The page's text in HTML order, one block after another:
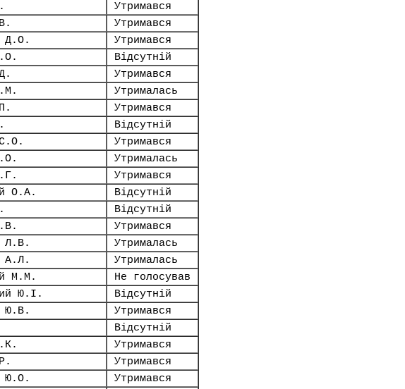
Утримався
Утримався
Д.О.
Утримався
Відсутній
Утримався
Утрималась
Утримався
Відсутній
Утримався
Утрималась
Утримався
О.А.
Відсутній
Відсутній
Утримався
Л.В.
Утрималась
А.Л.
Утрималась
М.М.
Не голосував
Ю.І.
Відсутній
Ю.В.
Утримався
Відсутній
Утримався
Утримався
Ю.О.
Утримався